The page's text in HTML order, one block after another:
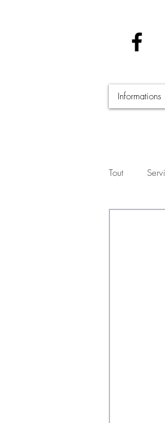
Informations
Tout
Santé -